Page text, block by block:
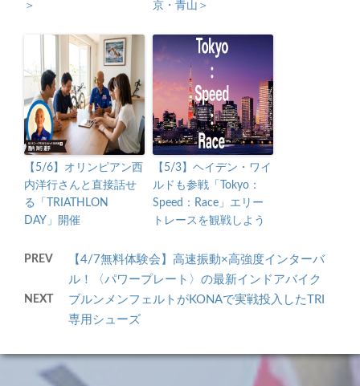
＞ 京・青山＞
【5/6】オリンピアン西
内洋行さんと直接話せ
る「TRIATHLON
DAY」開催
【5/3】ヘイデン・ワイ
ルドも参戦「Tokyo：
Speed：Race」エリー
トレースを観戦しよう
PREV
【4/7無料体験会】高速振動×高強度インターバ
ル！〈パワープレート〉の最新インドアバイク
NEXT
ブルンメンフェルトがKONAで実戦投入したTRI
専用シューズ